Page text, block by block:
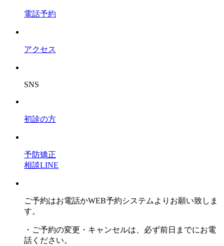
電話予約
アクセス
SNS
初診の方
予防矯正
相談LINE
ご予約はお電話かWEB予約システムよりお願い致しま
す。
・ご予約の変更・キャンセルは、必ず前日までにお電
話ください。